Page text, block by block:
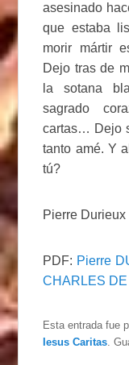
asesinado
que estaba
morir mártir
Dejo tras de
la sotana
sagrado
cartas… Dejo
tanto amé. Y
tú?
Pierre Durieux
PDF: Pierre
CHARLES
Esta entrada fue
Iesus Caritas.